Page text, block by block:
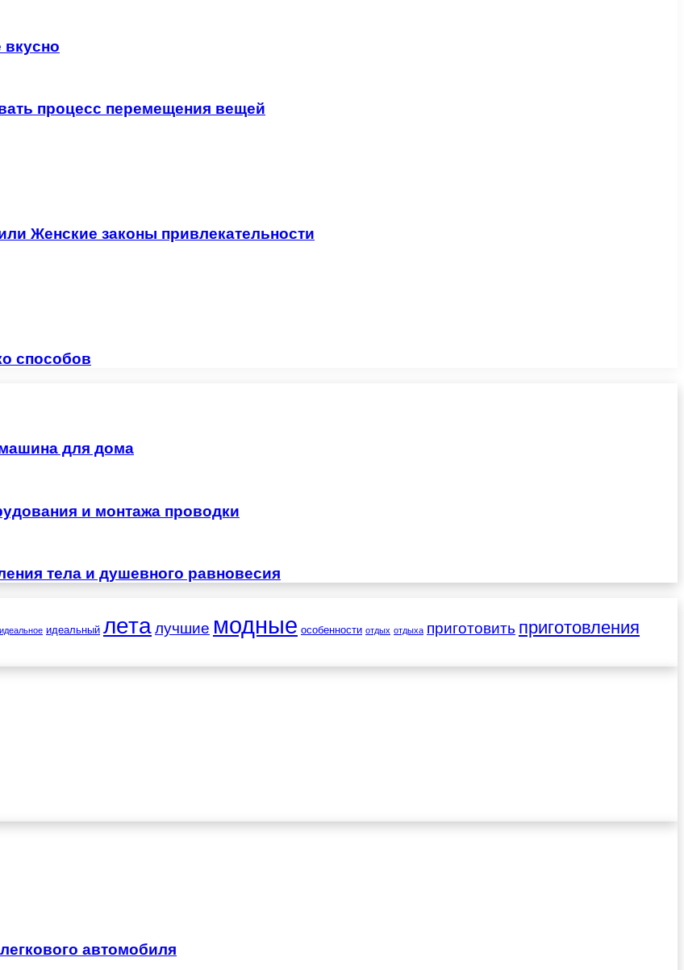
вкусно
процесс перемещения вещей
Женские законы привлекательности
способов
для дома
и монтажа проводки
тела и душевного равновесия
идеальное идеальный леталучшие модные особенности отдых отдыха приготовить приготовления
автомобиля